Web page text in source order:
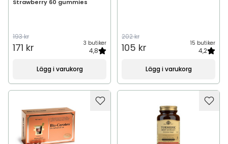
Strawberry 60 gummies
193 kr
171 kr 3 butiker
4,8
Lägg i varukorg
202 kr
105 kr 15 butiker
4,2
Lägg i varukorg